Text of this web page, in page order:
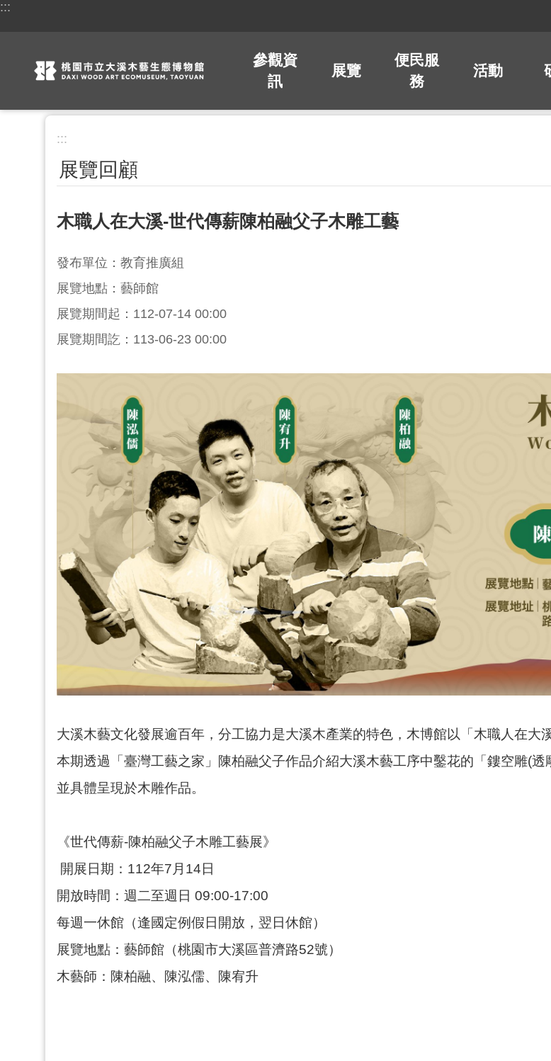
跳到主要內容區塊
:::
參觀資
訊
展覽
便民服
務
活動
:::
展覽回顧
木職人在大溪-世代傳薪陳柏融父子木雕工藝
發布單位：教育推廣組
展覽地點：藝師館
展覽期間起：112-07-14 00:00
展覽期間訖：113-06-23 00:00
大溪木藝文化發展逾百年，分工協力是大溪木產業的特色，木博館以「木職人在大
本期透過「臺灣工藝之家」陳柏融父子作品介紹大溪木藝工序中鑿花的「鏤空雕(
並具體呈現於木雕作品。
《世代傳薪-陳柏融父子木雕工藝展》
開展日期：112年7月14日
開放時間：週二至週日 09:00-17:00
每週一休館（逢國定例假日開放，翌日休館）
展覽地點：藝師館（桃園市大溪區普濟路52號）
木藝師：陳柏融、陳泓儒、陳宥升